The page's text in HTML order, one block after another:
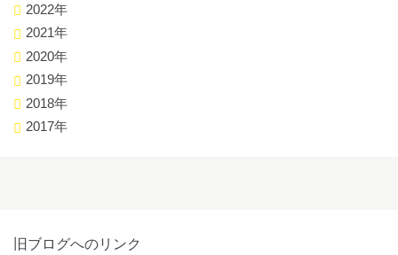
2022年
2021年
2020年
2019年
2018年
2017年
旧ブログへのリンク